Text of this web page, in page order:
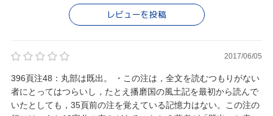
レビューを投稿
2017/06/05
396頁注48：丸部は既出。 ・この注は，全文を読むつもりがない
者にとってはつらいし，たとえ播磨国の風土記を最初から読んで
いたとしても，35頁前の注を覚えている記憶力はない。この注の